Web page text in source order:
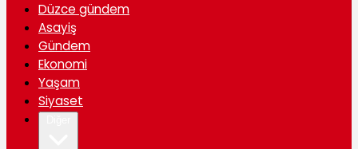
Düzce gündem
Asayiş
Gündem
Ekonomi
Yaşam
Siyaset